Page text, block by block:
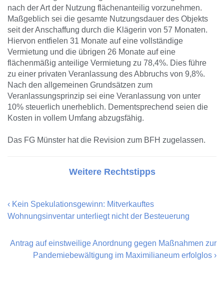
nach der Art der Nutzung flächenanteilig vorzunehmen.
Maßgeblich sei die gesamte Nutzungsdauer des Objekts
seit der Anschaffung durch die Klägerin von 57 Monaten.
Hiervon entfielen 31 Monate auf eine vollständige
Vermietung und die übrigen 26 Monate auf eine
flächenmäßig anteilige Vermietung zu 78,4%. Dies führe
zu einer privaten Veranlassung des Abbruchs von 9,8%.
Nach den allgemeinen Grundsätzen zum
Veranlassungsprinzip sei eine Veranlassung von unter
10% steuerlich unerheblich. Dementsprechend seien die
Kosten in vollem Umfang abzugsfähig.
Das FG Münster hat die Revision zum BFH zugelassen.
Weitere Rechtstipps
‹ Kein Spekulationsgewinn: Mitverkauftes
Wohnungsinventar unterliegt nicht der Besteuerung
Antrag auf einstweilige Anordnung gegen Maßnahmen zur
Pandemiebewältigung im Maximilianeum erfolglos ›